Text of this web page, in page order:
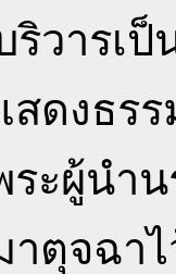
ริวารเ
สดงธร
ระผู้นำ
าตุจฉา